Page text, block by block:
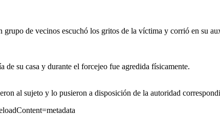
de vecinos escuchó los gritos de la víctima y corrió en su
su casa y durante el forcejeo fue agredida físicamente.
al sujeto y lo pusieron a disposición de la autoridad